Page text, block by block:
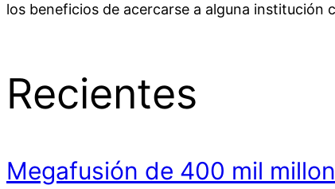
los beneficios de acercarse a alguna institución
Recientes
Megafusión de 400 mil